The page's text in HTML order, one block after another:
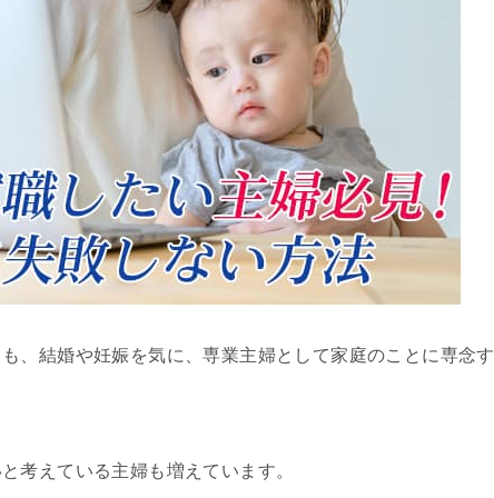
、結婚や妊娠を気に、専業主婦として家庭のことに専念す
考えている主婦も増えています。